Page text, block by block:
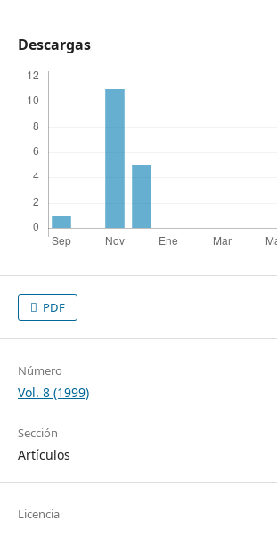
Descargas
PDF
Número
Vol. 8 (1999)
Sección
Artículos
Licencia